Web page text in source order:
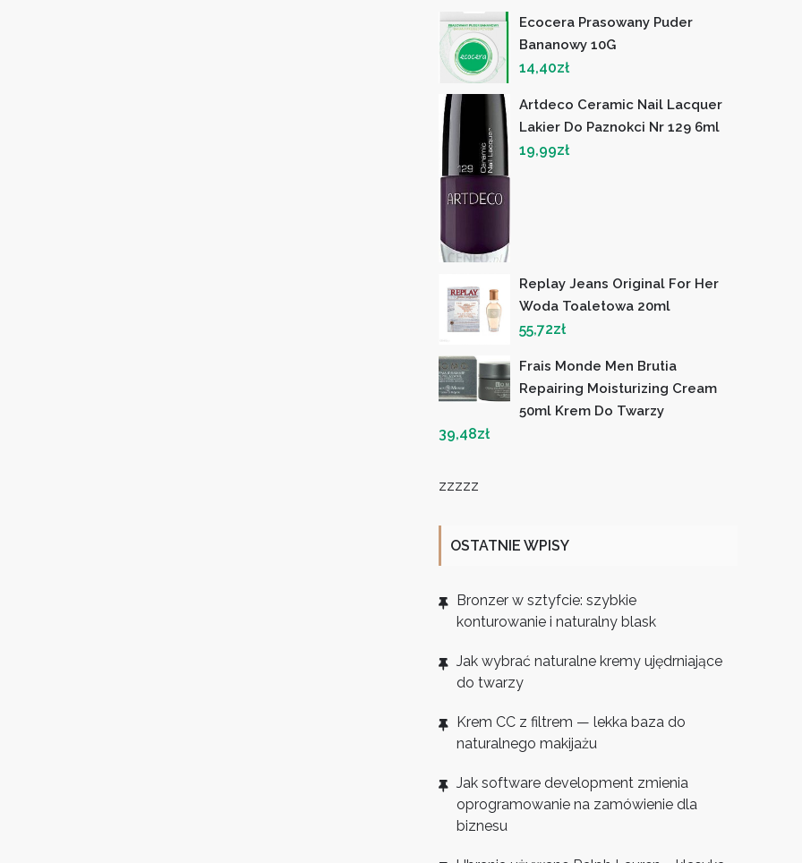
Ecocera Prasowany Puder
Bananowy 10G
14,40zł
Artdeco Ceramic Nail Lacquer
Lakier Do Paznokci Nr 129 6ml
19,99zł
Replay Jeans Original For Her
Woda Toaletowa 20ml
55,72zł
Frais Monde Men Brutia
Repairing Moisturizing Cream
50ml Krem Do Twarzy
39,48zł
zzzzz
OSTATNIE WPISY
Bronzer w sztyfcie: szybkie
konturowanie i naturalny blask
Jak wybrać naturalne kremy ujędrniające
do twarzy
Krem CC z filtrem — lekka baza do
naturalnego makijażu
Jak software development zmienia
oprogramowanie na zamówienie dla
biznesu